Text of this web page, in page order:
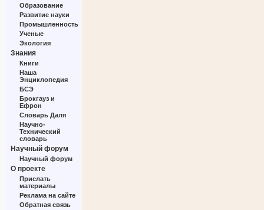
Образование
Развитие науки
Промышленность
Ученые
Экология
Знания
Книги
Наша
Энциклопедия
БСЭ
Брокгауз и
Ефрон
Словарь Даля
Научно-
Технический
словарь
Научный форум
Научный форум
О проекте
Прислать
материалы
Реклама на сайте
Обратная связь